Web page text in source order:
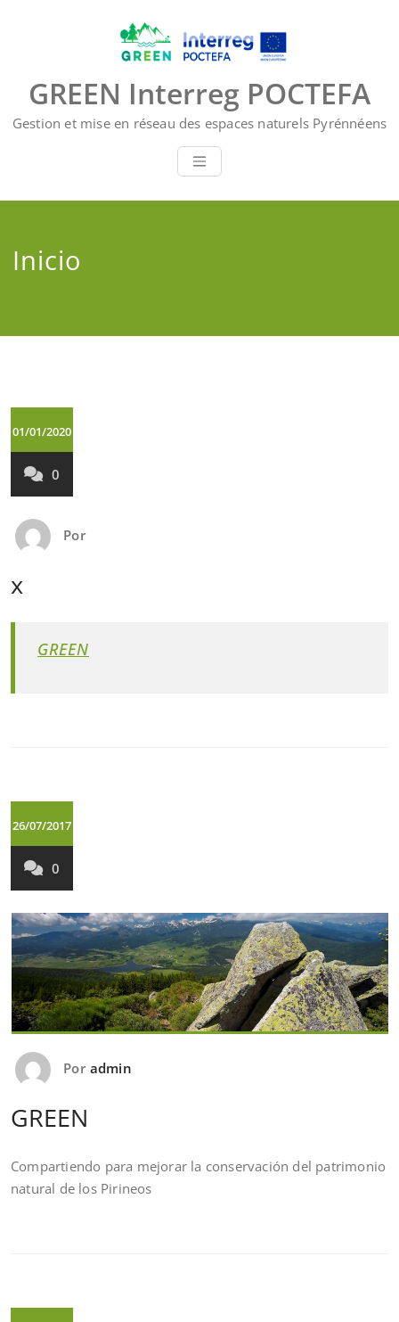
GREEN Interreg POCTEFA
Gestion et mise en réseau des espaces naturels Pyrénnéens
Inicio
01/01/2020
0
Por
x
GREEN
26/07/2017
0
Por admin
GREEN
Compartiendo para mejorar la conservación del patrimonio
natural de los Pirineos